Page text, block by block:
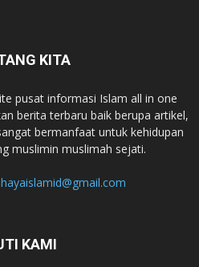
KITA
pusat informasi Islam all in one
berita terbaru baik berupa artikel,
bermanfaat untuk kehidupan
muslimin muslimah sejati.
KAMI